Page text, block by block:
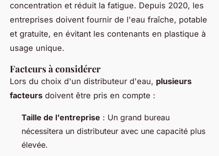
concentration et réduit la fatigue. Depuis 2020, les
entreprises doivent fournir de l'eau fraîche, potable
et gratuite, en évitant les contenants en plastique à
usage unique.
Facteurs à considérer
Lors du choix d'un distributeur d'eau, plusieurs
facteurs doivent être pris en compte :
Taille de l'entreprise : Un grand bureau
nécessitera un distributeur avec une capacité plus
élevée.